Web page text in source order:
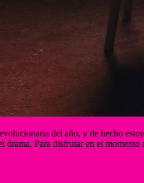
del año, y de hecho
drama. Para disfrutar en el